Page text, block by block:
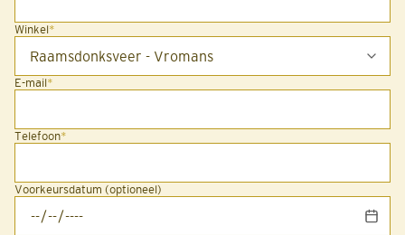
Winkel*
E-mail*
Telefoon*
Voorkeursdatum (optioneel)